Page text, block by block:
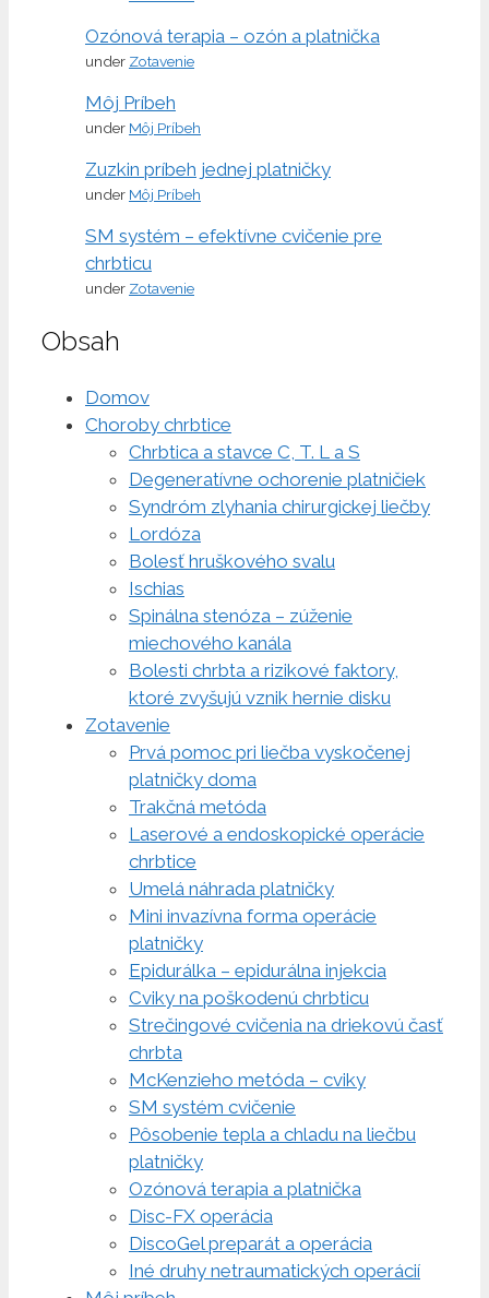
Ozónová terapia – ozón a platnička
under Zotavenie
Môj Príbeh
under Môj Príbeh
Zuzkin príbeh jednej platničky
under Môj Príbeh
SM systém – efektívne cvičenie pre
chrbticu
under Zotavenie
Obsah
Domov
Choroby chrbtice
Chrbtica a stavce C, T. L a S
Degeneratívne ochorenie platničiek
Syndróm zlyhania chirurgickej liečby
Lordóza
Bolesť hruškového svalu
Ischias
Spinálna stenóza – zúženie
miechového kanála
Bolesti chrbta a rizikové faktory,
ktoré zvyšujú vznik hernie disku
Zotavenie
Prvá pomoc pri liečba vyskočenej
platničky doma
Trakčná metóda
Laserové a endoskopické operácie
chrbtice
Umelá náhrada platničky
Mini invazívna forma operácie
platničky
Epidurálka – epidurálna injekcia
Cviky na poškodenú chrbticu
Strečingové cvičenia na driekovú časť
chrbta
McKenzieho metóda – cviky
SM systém cvičenie
Pôsobenie tepla a chladu na liečbu
platničky
Ozónová terapia a platnička
Disc-FX operácia
DiscoGel preparát a operácia
Iné druhy netraumatických operácií